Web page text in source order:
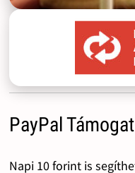
PayPal
Napi 10 forint is